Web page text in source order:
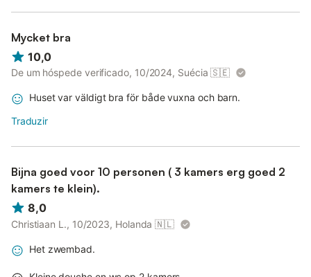
Mycket bra
10,0
De um hóspede verificado, 10/2024, Suécia 🇸🇪
Huset var väldigt bra för både vuxna och barn.
Traduzir
Bijna goed voor 10 personen ( 3 kamers erg goed 2
kamers te klein).
8,0
Christiaan L., 10/2023, Holanda 🇳🇱
Het zwembad.